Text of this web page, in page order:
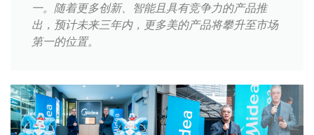
一。随着更多创新、智能且具有竞争力的产品推
出，预计未来三年内，更多美的产品将攀升至市场
第一的位置。